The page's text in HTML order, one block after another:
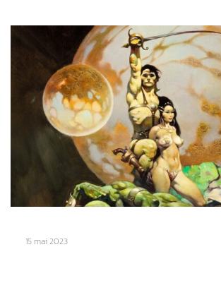
15 mai 2023